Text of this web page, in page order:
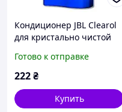
Кондиционер JBL Clearol
для кристально чистой
аквариумах, 100 мл
Готово к отправке
222₴
Купить